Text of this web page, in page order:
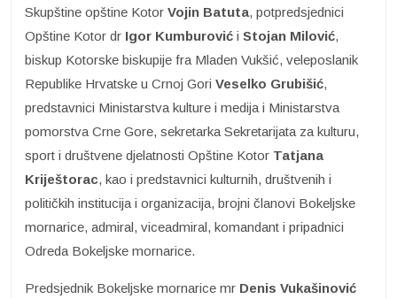
Skupštine opštine Kotor Vojin Batuta, potpredsjednici
Opštine Kotor dr Igor Kumburović i Stojan Milović,
biskup Kotorske biskupije fra Mladen Vukšić, veleposlanik
Republike Hrvatske u Crnoj Gori Veselko Grubišić,
predstavnici Ministarstva kulture i medija i Ministarstva
pomorstva Crne Gore, sekretarka Sekretarijata za kulturu,
sport i društvene djelatnosti Opštine Kotor Tatjana
Kriještorac, kao i predstavnici kulturnih, društvenih i
političkih institucija i organizacija, brojni članovi Bokeljske
mornarice, admiral, viceadmiral, komandant i pripadnici
Odreda Bokeljske mornarice.
Predsjednik Bokeljske mornarice mr Denis Vukašinović